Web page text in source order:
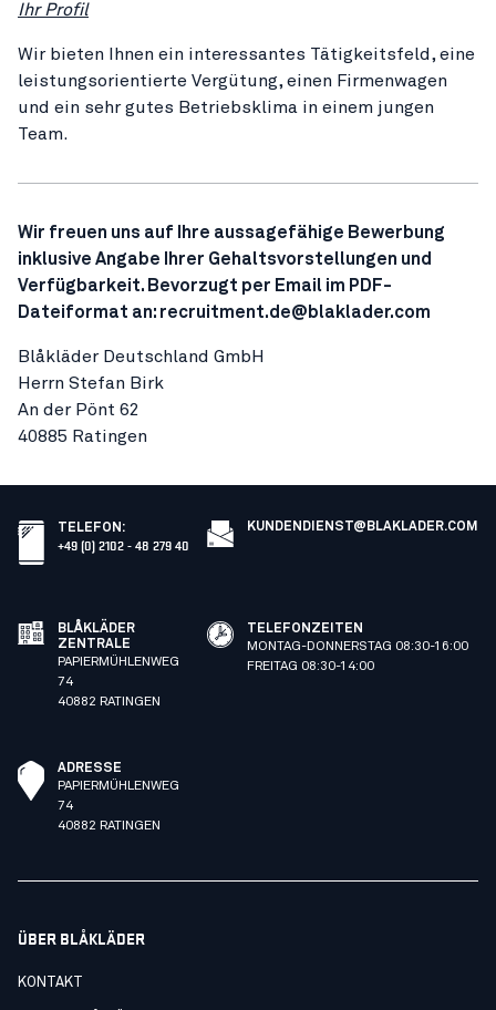
Ihr Profil
Wir bieten Ihnen ein interessantes Tätigkeitsfeld, eine
leistungsorientierte Vergütung, einen Firmenwagen
und ein sehr gutes Betriebsklima in einem jungen
Team.
Wir freuen uns auf Ihre aussagefähige Bewerbung
inklusive Angabe Ihrer Gehaltsvorstellungen und
Verfügbarkeit. Bevorzugt per Email im PDF-
Dateiformat an: recruitment.de@blaklader.com
Blåkläder Deutschland GmbH
Herrn Stefan Birk
An der Pönt 62
40885 Ratingen
TELEFON :
+49 (0) 2102 - 48 279 40
KUNDENDIENST@BLAKLADER.COM
BLÅKLÄDER
ZENTRALE
PAPIERMÜHLENWEG
74
40882 RATINGEN
TELEFONZEITEN
MONTAG-DONNERSTAG 08:30-16:00
FREITAG 08:30-14:00
ADRESSE
PAPIERMÜHLENWEG
74
40882 RATINGEN
ÜBER BLÅKLÄDER
KONTAKT